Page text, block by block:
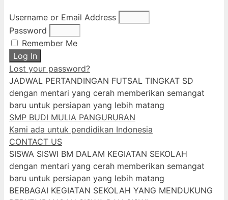
Username or Email Address
Password
Remember Me
Log In
Lost your password?
JADWAL PERTANDINGAN FUTSAL TINGKAT SD
dengan mentari yang cerah memberikan semangat
baru untuk persiapan yang lebih matang
SMP BUDI MULIA PANGURURAN
Kami ada untuk pendidikan Indonesia
CONTACT US
SISWA SISWI BM DALAM KEGIATAN SEKOLAH
dengan mentari yang cerah memberikan semangat
baru untuk persiapan yang lebih matang
BERBAGAI KEGIATAN SEKOLAH YANG MENDUKUNG